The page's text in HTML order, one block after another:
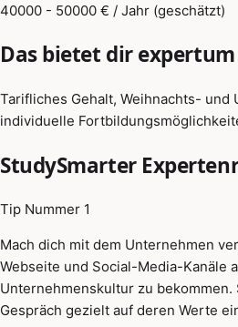
40000 - 50000 € / Jahr (geschätzt)
Das bietet dir expertum
Tarifliches Gehalt, Weihnachts- und
individuelle
StudySmarter
Tip Nummer 1
Mach dich mit dem Unternehmen
Webseite und Social-Media-Kanäle
Unternehmenskultur zu bekommen.
Gespräch gezielt auf deren Werte